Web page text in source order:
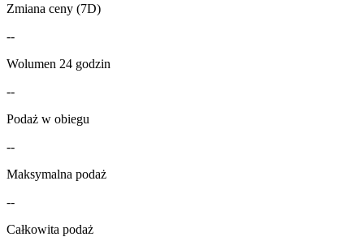
Zmiana ceny (7D)
--
Wolumen 24 godzin
--
Podaż w obiegu
--
Maksymalna podaż
--
Całkowita podaż